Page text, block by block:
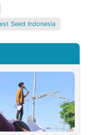
Seed Indonesia